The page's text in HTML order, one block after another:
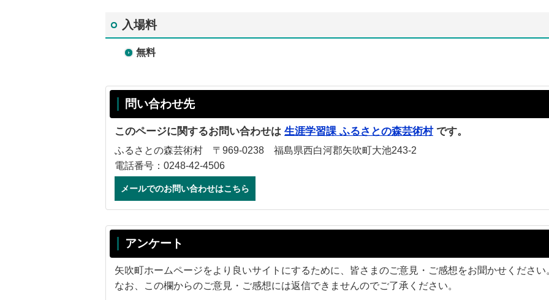
入場料
無料
問い合わせ先
このページに関するお問い合わせは 生涯学習課 ふるさとの森芸術村 です。
ふるさとの森芸術村 〒969-0238 福島県西白河郡矢吹町大池243-2
電話番号：0248-42-4506
メールでのお問い合わせはこちら
アンケート
矢吹町ホームページをより良いサイトにするために、皆さまのご意見・ご感想をお聞かせください
なお、この欄からのご意見・ご感想には返信できませんのでご了承ください。